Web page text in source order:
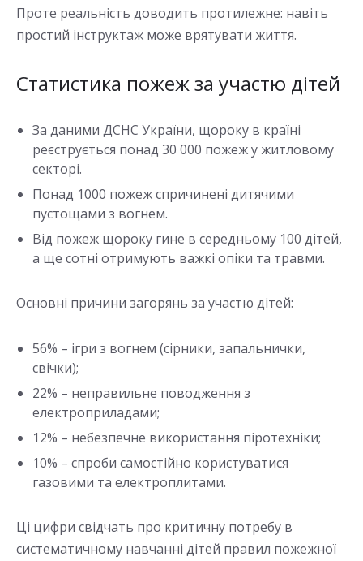
Проте реальність доводить протилежне: навіть
простий інструктаж може врятувати життя.
Статистика пожеж за участю дітей
За даними ДСНС України, щороку в країні
реєструється понад 30 000 пожеж у житловому
секторі.
Понад 1000 пожеж спричинені дитячими
пустощами з вогнем.
Від пожеж щороку гине в середньому 100 дітей,
а ще сотні отримують важкі опіки та травми.
Основні причини загорянь за участю дітей:
56% – ігри з вогнем (сірники, запальнички,
свічки);
22% – неправильне поводження з
електроприладами;
12% – небезпечне використання піротехніки;
10% – спроби самостійно користуватися
газовими та електроплитами.
Ці цифри свідчать про критичну потребу в
систематичному навчанні дітей правил пожежної